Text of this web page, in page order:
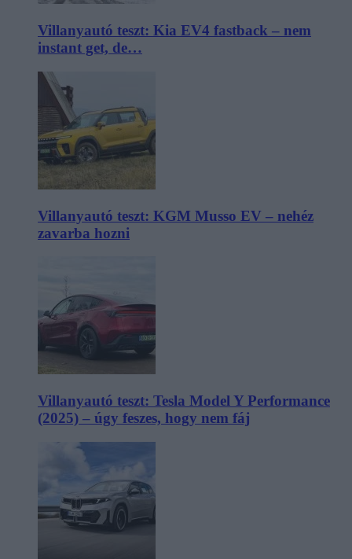
Villanyautó teszt: Kia EV4 fastback – nem
instant get, de…
Villanyautó teszt: KGM Musso EV – nehéz
zavarba hozni
Villanyautó teszt: Tesla Model Y Performance
(2025) – úgy feszes, hogy nem fáj